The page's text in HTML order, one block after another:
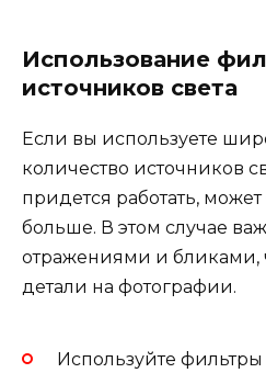
Использование
источников света
Если вы используете
количество источников
придется работать,
больше. В этом случае
отражениями и бликами,
детали на фотографии.
Используйте